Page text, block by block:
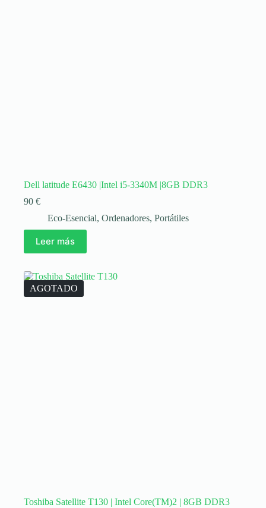
Dell latitude E6430 |Intel i5-3340M |8GB DDR3
90 €
Eco-Esencial, Ordenadores, Portátiles
Leer más
AGOTADO
Toshiba Satellite T130 | Intel Core(TM)2 | 8GB DDR3